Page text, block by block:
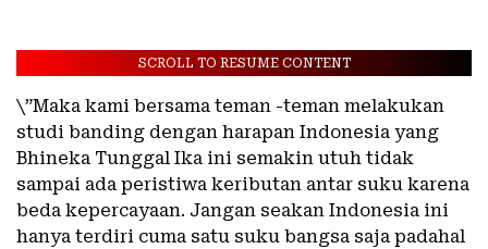
SCROLL TO RESUME CONTENT
\”Maka kami bersama teman -teman melakukan
studi banding dengan harapan Indonesia yang
Bhineka Tunggal Ika ini semakin utuh tidak
sampai ada peristiwa keributan antar suku karena
beda kepercayaan. Jangan seakan Indonesia ini
hanya terdiri cuma satu suku bangsa saja padahal